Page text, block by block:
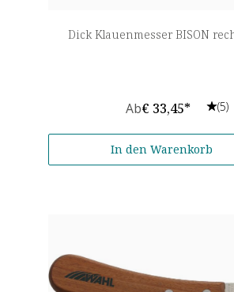
Dick Klauenmesser BISON
Ab€ 33,45* (5)
In den Warenkorb